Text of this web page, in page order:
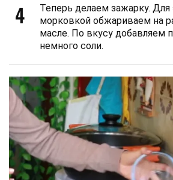
4
Теперь делаем зажарку. Для
морковкой обжариваем на
масле. По вкусу добавляем
немного соли.